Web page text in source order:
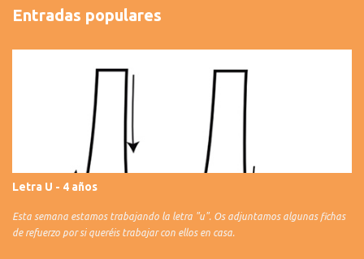
Entradas populares
Letra U - 4 años
Esta semana estamos trabajando la letra "u". Os adjuntamos algunas fichas
de refuerzo por si queréis trabajar con ellos en casa.